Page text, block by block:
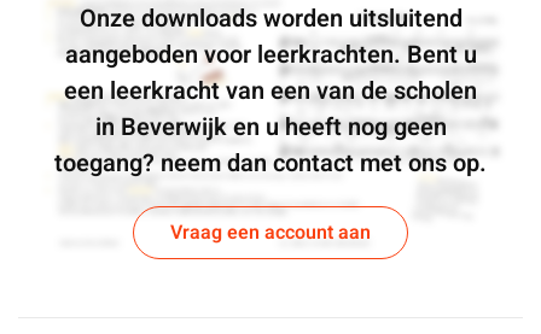
Onze downloads worden uitsluitend
aangeboden voor leerkrachten. Bent u
een leerkracht van een van de scholen
in Beverwijk en u heeft nog geen
toegang? neem dan contact met ons op.
Vraag een account aan